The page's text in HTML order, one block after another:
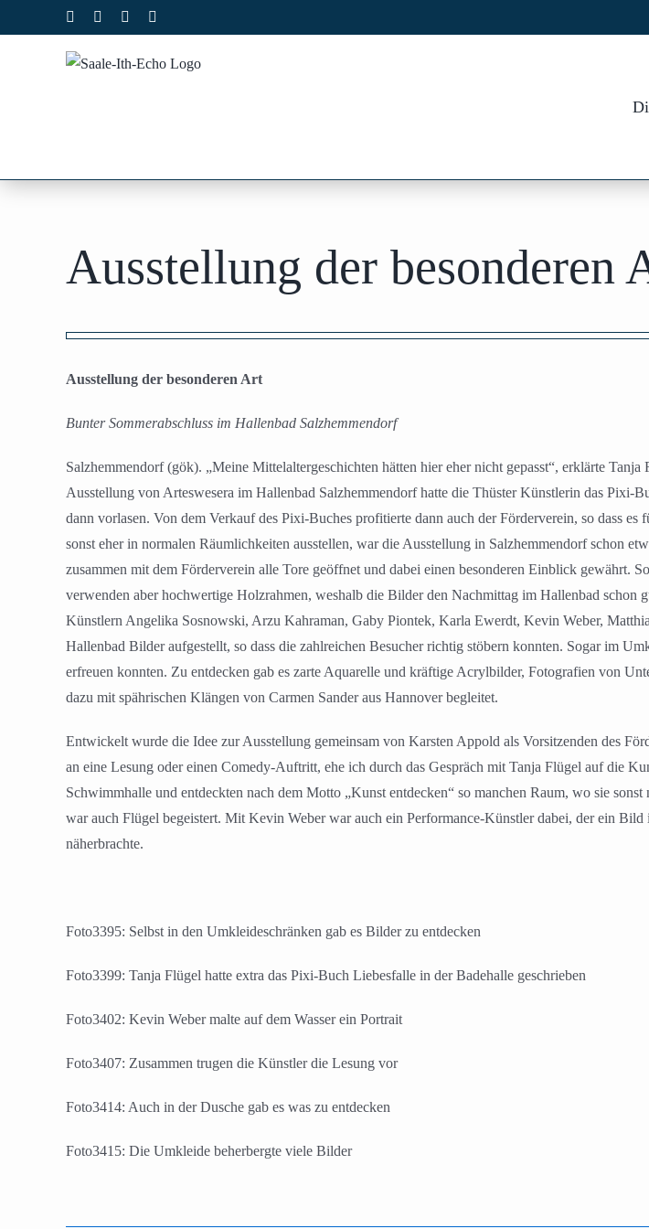
Inhalt
Facebook Instagram
Ausstellung der besonderen
grösseres
Ausstellung der besonderen Art
Bunter Sommerabschluss im Hallenbad Salzhemmendorf
Salzhemmendorf (gök). „Meine Mittelaltergeschichten hätten hier eher nicht gepasst“, erklärte
Ausstellung von Arteswesera im Hallenbad Salzhemmendorf hatte die Thüster Künstlerin das Pixi-
dann vorlasen. Von dem Verkauf des Pixi-Buches profitierte dann auch der Förderverein, so dass
sonst eher in normalen Räumlichkeiten ausstellen, war die Ausstellung in Salzhemmendorf schon
zusammen mit dem Förderverein alle Tore geöffnet und dabei einen besonderen Einblick gewährt.
verwenden aber hochwertige Holzrahmen, weshalb die Bilder den Nachmittag im Hallenbad schon
Künstlern Angelika Sosnowski, Arzu Kahraman, Gaby Piontek, Karla Ewerdt, Kevin Weber,
Hallenbad Bilder aufgestellt, so dass die zahlreichen Besucher richtig stöbern konnten. Sogar im
erfreuen konnten. Zu entdecken gab es zarte Aquarelle und kräftige Acrylbilder, Fotografien von
dazu mit spährischen Klängen von Carmen Sander aus Hannover begleitet.
Entwickelt wurde die Idee zur Ausstellung gemeinsam von Karsten Appold als Vorsitzenden des
an eine Lesung oder einen Comedy-Auftritt, ehe ich durch das Gespräch mit Tanja Flügel auf die
Schwimmhalle und entdeckten nach dem Motto „Kunst entdecken“ so manchen Raum, wo sie
war auch Flügel begeistert. Mit Kevin Weber war auch ein Performance-Künstler dabei, der ein
näherbrachte.
Foto3395: Selbst in den Umkleideschränken gab es Bilder zu entdecken
Foto3399: Tanja Flügel hatte extra das Pixi-Buch Liebesfalle in der Badehalle geschrieben
Foto3402: Kevin Weber malte auf dem Wasser ein Portrait
Foto3407: Zusammen trugen die Künstler die Lesung vor
Foto3414: Auch in der Dusche gab es was zu entdecken
Foto3415: Die Umkleide beherbergte viele Bilder